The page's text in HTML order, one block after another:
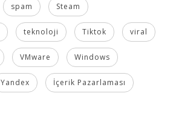
spam Steam
teknoloji Tiktok viral
VMware Windows
Yandex İçerik Pazarlaması